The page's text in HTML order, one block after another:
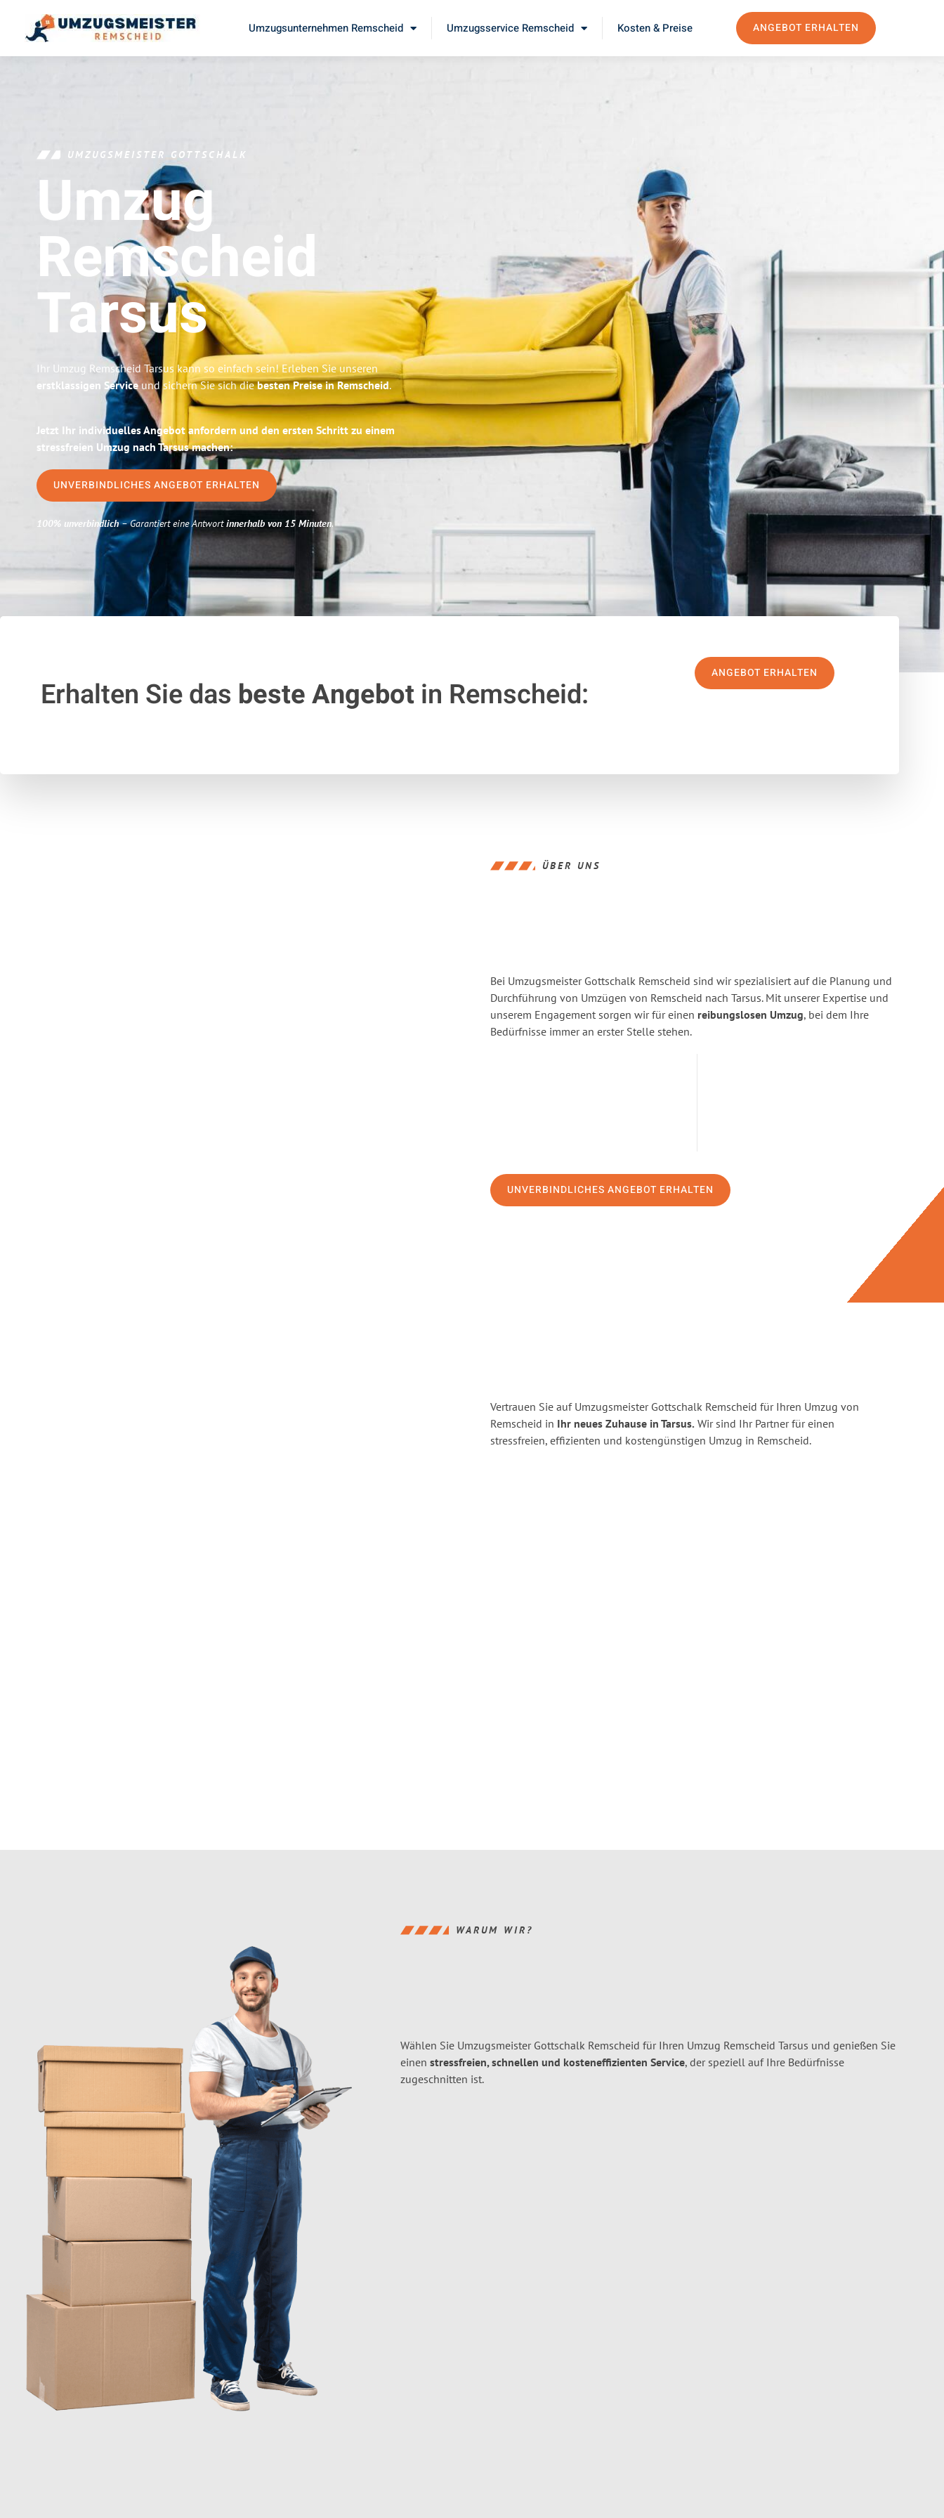
Umzugsunternehmen Remscheid Umzugsservice Remscheid Kosten & Preise ANGEBOT ERHALTEN
UMZUGSMEISTER GOTTSCHALK
Umzug
Remscheid
Tarsus
Ihr Umzug Remscheid Tarsus kann so einfach sein! Erleben Sie unseren
erstklassigen Serviceund sichern Sie sich diebesten Preise in Remscheid.
Jetzt Ihr individuelles Angebot anfordern und den ersten Schritt zu einem
stressfreien Umzug nach Tarsus machen:
UNVERBINDLICHES ANGEBOT ERHALTEN
100% unverbindlich– Garantiert eine Antwortinnerhalb von 15 Minuten.
Erhalten Sie das beste Angebotin Remscheid:
ANGEBOT ERHALTEN
ÜBER UNS
Bei Umzugsmeister Gottschalk Remscheid sind wir spezialisiert auf die Planung und
Durchführung von Umzügen von Remscheid nach Tarsus. Mit unserer Expertise und
unserem Engagement sorgen wir für einen reibungslosen Umzug, bei dem Ihre
Bedürfnisse immer an erster Stelle stehen.
UNVERBINDLICHES ANGEBOT ERHALTEN
Vertrauen Sie auf Umzugsmeister Gottschalk Remscheid für Ihren Umzug von
Remscheid in Ihr neues Zuhause in Tarsus. Wir sind Ihr Partner für einen
stressfreien, effizienten und kostengünstigen Umzug in Remscheid.
WARUM WIR?
Wählen Sie Umzugsmeister Gottschalk Remscheid für Ihren Umzug Remscheid Tarsus und genießen Sie
einen stressfreien, schnellen und kosteneffizienten Service, der speziell auf Ihre Bedürfnisse
zugeschnitten ist.